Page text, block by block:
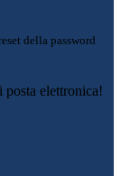
della password
elettronica!